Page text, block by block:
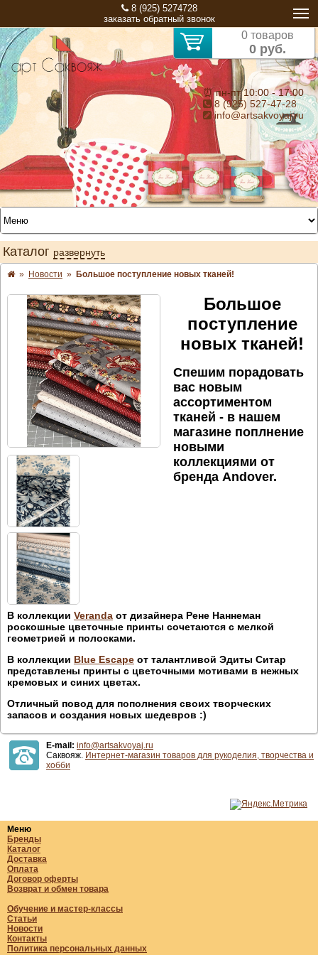
8 (925) 5274728
заказать обратный звонок
0 товаров
0 руб.
⏰ пн-пт 10:00 - 17:00
8 (925) 527-47-28
info@artsakvoyaj.ru
Каталог развернуть
» Новости » Большое поступление новых тканей!
Большое
поступление
новых тканей!
Спешим порадовать
вас новым
ассортиментом
тканей - в нашем
магазине поплнение
новыми
коллекциями от
бренда Andover.
В коллекции Verandaот дизайнера Рене Наннеман
роскошные цветочные принты сочетаются с мелкой
геометрией и полосками.
В коллекции Blue Escapeот талантливой Эдиты Ситар
представлены принты с цветочными мотивами в нежных
кремовых и синих цветах.
Отличный повод для пополнения своих творческих
запасов и создания новых шедевров :)
E-mail: info@artsakvoyaj.ru
Саквояж. Интернет-магазин товаров для рукоделия, творчества и
хобби
Меню
Бренды
Каталог
Доставка
Оплата
Договор оферты
Возврат и обмен товара
Обучение и мастер-классы
Статьи
Новости
Контакты
Политика персональных данных